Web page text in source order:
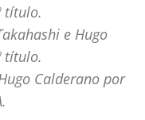
título.
e Hugo
título.
Calderano por